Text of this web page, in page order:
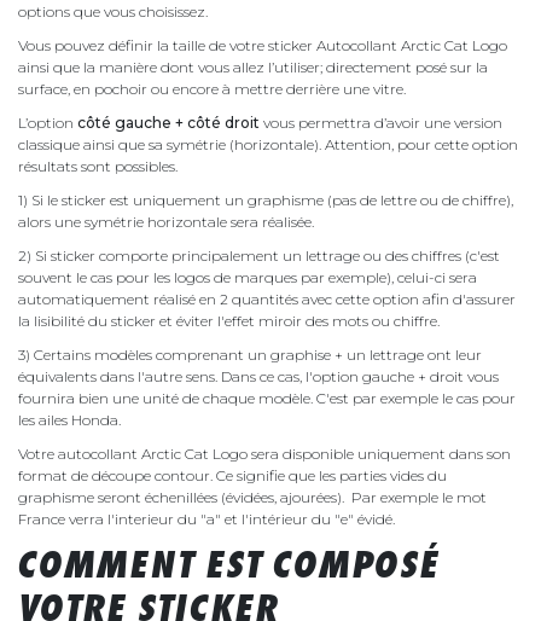
options que vous choisissez.
Vous pouvez définir la taille de votre sticker Autocollant Arctic Cat Logo
ainsi que la manière dont vous allez l’utiliser; directement posé sur la
surface, en pochoir ou encore à mettre derrière une vitre.
L’option côté gauche + côté droit vous permettra d’avoir une version
classique ainsi que sa symétrie (horizontale). Attention, pour cette option
résultats sont possibles.
1) Si le sticker est uniquement un graphisme (pas de lettre ou de chiffre),
alors une symétrie horizontale sera réalisée.
2) Si sticker comporte principalement un lettrage ou des chiffres (c'est
souvent le cas pour les logos de marques par exemple), celui-ci sera
automatiquement réalisé en 2 quantités avec cette option afin d'assurer
la lisibilité du sticker et éviter l'effet miroir des mots ou chiffre.
3) Certains modèles comprenant un graphise + un lettrage ont leur
équivalents dans l'autre sens. Dans ce cas, l'option gauche + droit vous
fournira bien une unité de chaque modèle. C'est par exemple le cas pour
les ailes Honda.
Votre autocollant Arctic Cat Logo sera disponible uniquement dans son
format de découpe contour. Ce signifie que les parties vides du
graphisme seront échenillées (évidées, ajourées). Par exemple le mot
France verra l'interieur du "a" et l'intérieur du "e" évidé.
COMMENT EST COMPOSÉ
VOTRE STICKER